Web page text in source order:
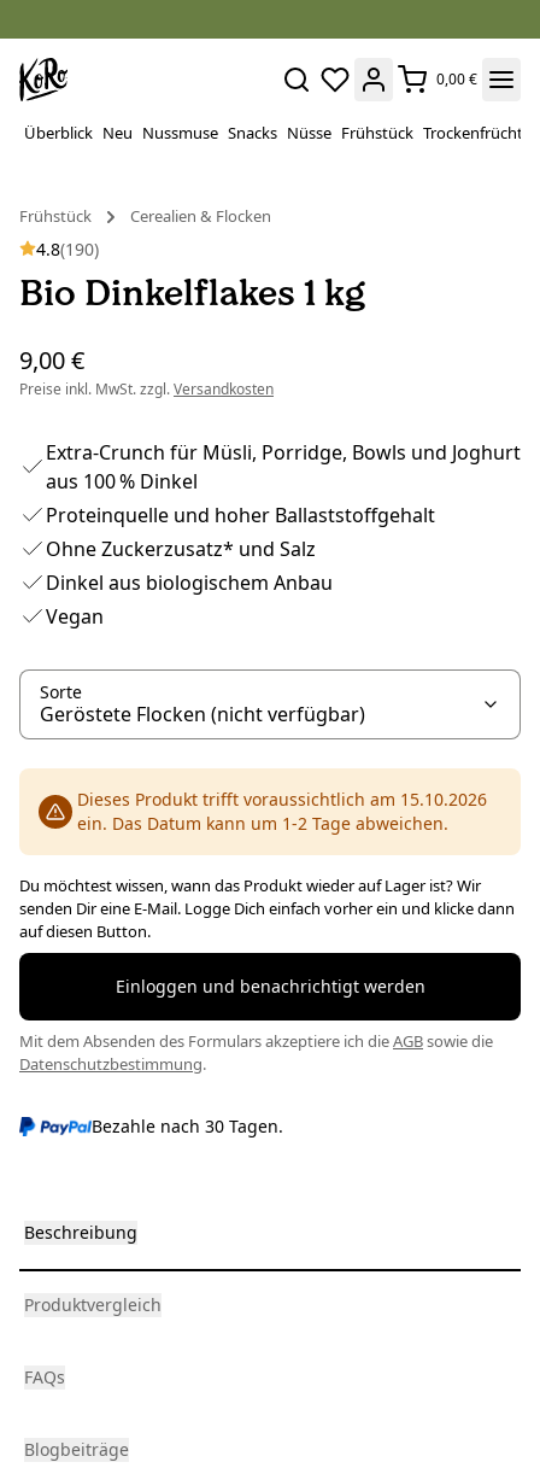
0,00 €
Überblick Neu Nussmuse Snacks Nüsse Frühstück Trockenfrüchte
Frühstück
Cerealien & Flocken
4.8(190)
Bio Dinkelflakes 1 kg
9,00 €
Preise inkl. MwSt. zzgl.Versandkosten
Extra-Crunch für Müsli, Porridge, Bowls und Joghurt
aus 100 % Dinkel
Proteinquelle und hoher Ballaststoffgehalt
Ohne Zuckerzusatz* und Salz
Dinkel aus biologischem Anbau
Vegan
Sorte
Dieses Produkt trifft voraussichtlich am 15.10.2026
ein. Das Datum kann um 1-2 Tage abweichen.
Du möchtest wissen, wann das Produkt wieder auf Lager ist? Wir
senden Dir eine E-Mail. Logge Dich einfach vorher ein und klicke dann
auf diesen Button.
Einloggen und benachrichtigt werden
Mit dem Absenden des Formulars akzeptiere ich dieAGBsowie die
Datenschutzbestimmung.
Bezahle nach 30 Tagen.
Beschreibung
Produktvergleich
FAQs
Blogbeiträge